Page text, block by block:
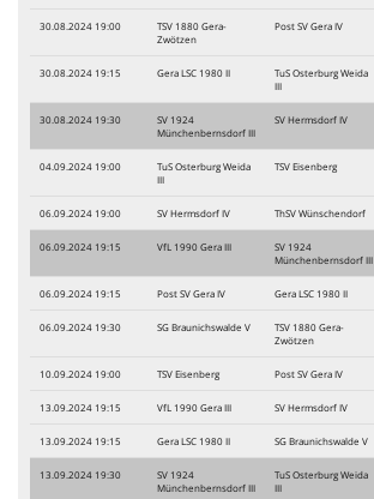
30.08.2024 19:00
TSV 1880 Gera-
Zwötzen
Post SV Gera IV
30.08.2024 19:15 Gera LSC 1980 II
TuS Osterburg Weida
III
30.08.2024 19:30
SV 1924
Münchenbernsdorf III
SV Hermsdorf IV
04.09.2024 19:00
TuS Osterburg Weida
III
TSV Eisenberg
06.09.2024 19:00 SV Hermsdorf IV ThSV Wünschendorf
06.09.2024 19:15 VfL 1990 Gera III
SV 1924
Münchenbernsdorf III
06.09.2024 19:15 Post SV Gera IV Gera LSC 1980 II
06.09.2024 19:30 SG Braunichswalde V
TSV 1880 Gera-
Zwötzen
10.09.2024 19:00 TSV Eisenberg Post SV Gera IV
13.09.2024 19:15 VfL 1990 Gera III SV Hermsdorf IV
13.09.2024 19:15 Gera LSC 1980 II SG Braunichswalde V
13.09.2024 19:30
SV 1924
Münchenbernsdorf III
TuS Osterburg Weida
III